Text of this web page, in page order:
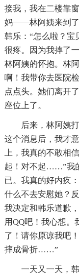
接我，我在二楼靠
妈——林阿姨来到了
韩乐：“怎么啦？宝
很疼。因为我摔了
林阿姨的怀抱。林
啊！我带你去医院
点点头。她们离开
座位上了。
后来，林阿姨
这个消息后，我才
上，我真的不敢相
起！对不起……”我
已。我真的好内疚
什么不去安慰她？
我决定和韩乐道歉
用QQ吧！我心想。
了！请你原谅我吧
摔成骨折……”
一天又一天，